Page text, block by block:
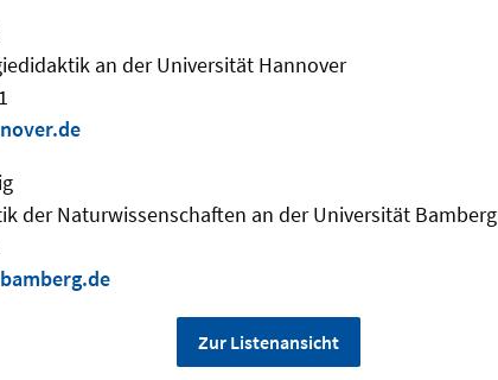
an der Universität Hannover
der Naturwissenschaften an der Universität Bamberg
Zur Listenansicht